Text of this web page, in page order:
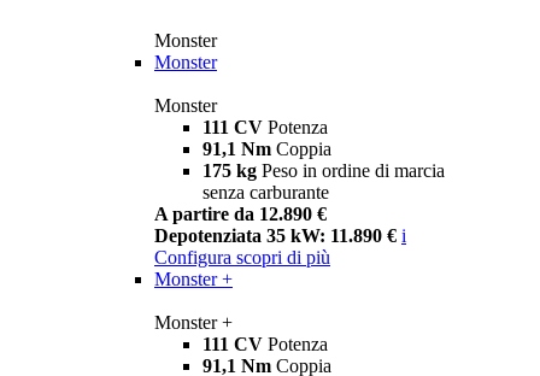
Monster
Monster
Monster
111 CV Potenza
91,1 Nm Coppia
175 kg Peso in ordine di marcia
senza carburante
A partire da 12.890 €
Depotenziata 35 kW: 11.890 € i
Configura scopri di più
Monster +
Monster +
111 CV Potenza
91,1 Nm Coppia